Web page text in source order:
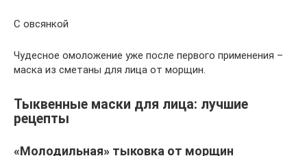
С овсянкой
Чудесное омоложение уже после первого применения –
маска из сметаны для лица от морщин.
Тыквенные маски для лица: лучшие
рецепты
«Молодильная» тыковка от морщин